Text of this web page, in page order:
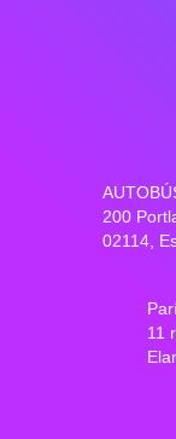
200
02114,
11